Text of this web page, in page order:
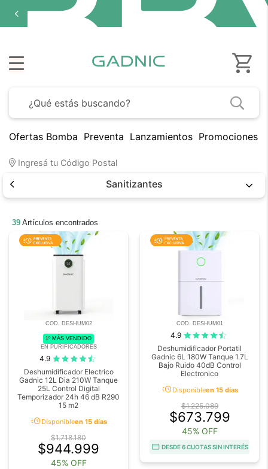
Ofertas Bomba Preventa Lanzamientos Promociones
Ingresá tu Código Postal
Sanitizantes
39 Artículos encontrados
COD. DESHUM02
1º MÁS VENDIDO
EN PURIFICADORES
4.9
Deshumidificador Electrico
Gadnic 12L Dia 210W Tanque
25L Control Digital
Temporizador 24h 46 dB R290
15 m2
acuteDisponibleen 15 días
$1.718.180
$944.999
45% OFF
COD. DESHUM01
4.9
Deshumidificador Portatil
Gadnic 6L 180W Tanque 1.7L
Bajo Ruido 40dB Control
Electronico
acuteDisponibleen 15 días
$1.225.089
$673.799
45% OFF
DESDE 6 CUOTAS SIN INTERÉS